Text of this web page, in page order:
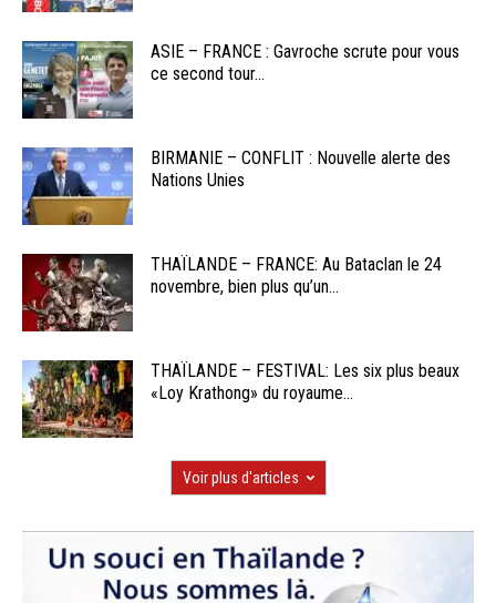
ASIE – FRANCE : Gavroche scrute pour vous
ce second tour...
BIRMANIE – CONFLIT : Nouvelle alerte des
Nations Unies
THAÏLANDE – FRANCE: Au Bataclan le 24
novembre, bien plus qu’un...
THAÏLANDE – FESTIVAL: Les six plus beaux
«Loy Krathong» du royaume...
Voir plus d'articles